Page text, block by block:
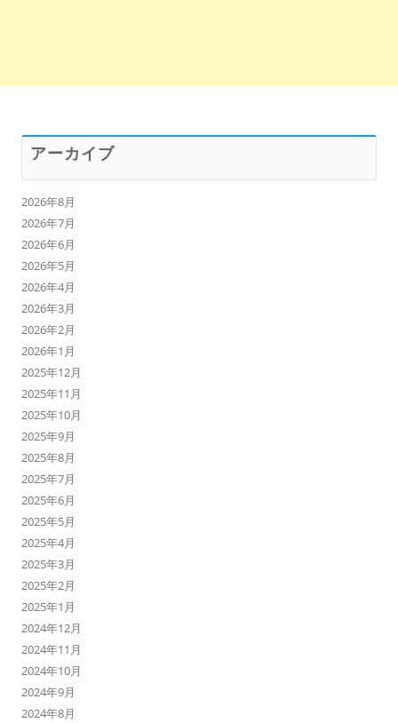
アーカイブ
2026年8月
2026年7月
2026年6月
2026年5月
2026年4月
2026年3月
2026年2月
2026年1月
2025年12月
2025年11月
2025年10月
2025年9月
2025年8月
2025年7月
2025年6月
2025年5月
2025年4月
2025年3月
2025年2月
2025年1月
2024年12月
2024年11月
2024年10月
2024年9月
2024年8月